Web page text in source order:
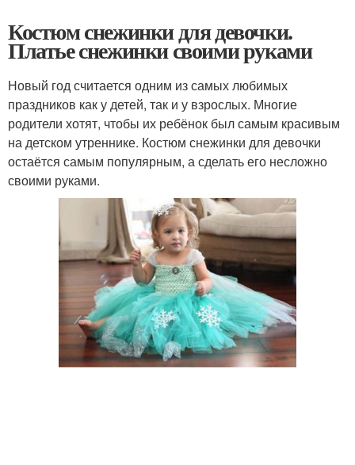
Костюм снежинки для девочки.
Платье снежинки своими руками
Новый год считается одним из самых любимых
праздников как у детей, так и у взрослых. Многие
родители хотят, чтобы их ребёнок был самым красивым
на детском утреннике. Костюм снежинки для девочки
остаётся самым популярным, а сделать его несложно
своими руками.